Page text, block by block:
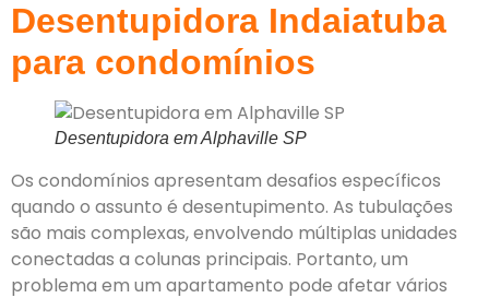
Desentupidora Indaiatuba
para condomínios
Desentupidora em Alphaville SP
Os condomínios apresentam desafios específicos
quando o assunto é desentupimento. As tubulações
são mais complexas, envolvendo múltiplas unidades
conectadas a colunas principais. Portanto, um
problema em um apartamento pode afetar vários